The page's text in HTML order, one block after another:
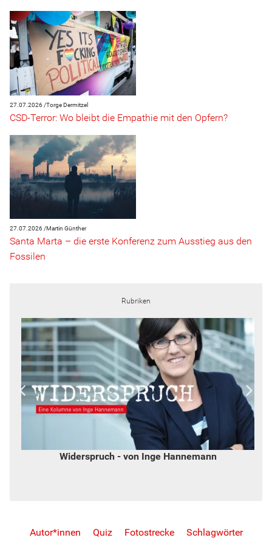
27.07.2026 /Torge Dermitzel
CSD-Terror: Wo bleibt die Empathie mit den Opfern?
27.07.2026 /Martin Günther
Santa Marta – die erste Konferenz zum Ausstieg aus den
Fossilen
Rubriken
Widerspruch - von Inge Hannemann
Autor*innen Quiz Fotostrecke Schlagwörter